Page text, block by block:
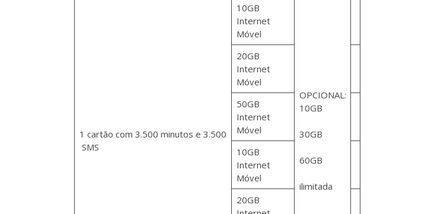
1 cartão com 3.500 minutos e 3.500
SMS
10GB
Internet
Móvel
OPCIONAL:
10GB
30GB
60GB
ilimitada
20GB
Internet
Móvel
50GB
Internet
Móvel
10GB
Internet
Móvel
20GB